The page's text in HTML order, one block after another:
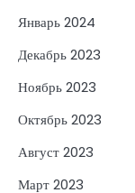
Январь 2024
Декабрь 2023
Ноябрь 2023
Октябрь 2023
Август 2023
Март 2023